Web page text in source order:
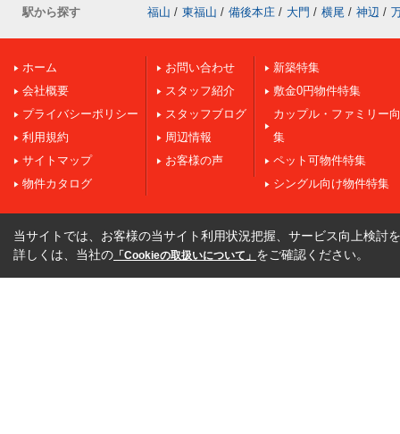
駅から探す
福山 / 東福山 / 備後本庄 / 大門 / 横尾 / 神辺 /
ホーム
会社概要
プライバシーポリシー
利用規約
サイトマップ
物件カタログ
お問い合わせ
スタッフ紹介
スタッフブログ
周辺情報
お客様の声
新築特集
敷金0円物件特集
カップル・ファミリー
集
ペット可物件特集
シングル向け物件特集
当サイトでは、お客様の当サイト利用状況把握、サービス向上検討
詳しくは、当社の 「Cookieの取扱いについて」 をご確認ください。